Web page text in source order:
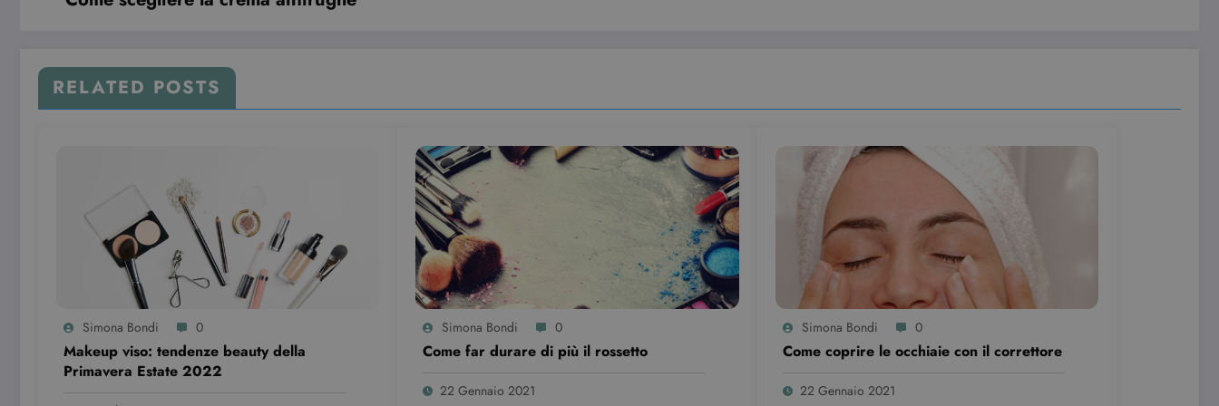
RELATED POSTS
Simona Bondi 0
Makeup viso: tendenze beauty della
Primavera Estate 2022￼￼
Simona Bondi 0
Come far durare di più il rossetto
22 Gennaio 2021
Simona Bondi 0
Come coprire le occhiaie con il correttore
22 Gennaio 2021